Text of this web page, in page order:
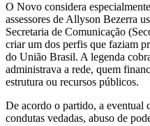
O Novo considera
assessores de Allyson Bezerra
Secretaria de Comunicação
criar um dos perfis que faziam
do União Brasil. A legenda
administrava a rede, quem
estrutura ou recursos públicos.
De acordo o partido, a eventual
condutas vedadas, abuso de